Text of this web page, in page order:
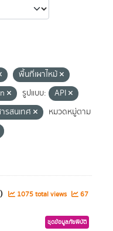
พื้นที่เผาไหม้
รูปแบบ:
API
รสนเทศ
หมวดหมู่ตาม
1075 total views
67
ชุดข้อมูลภัยพิบัติ